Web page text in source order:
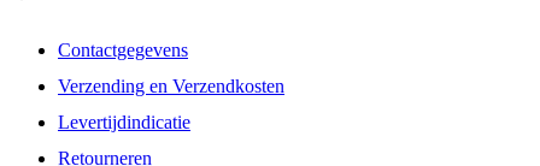
Contactgegevens
Verzending en Verzendkosten
Levertijdindicatie
Retourneren